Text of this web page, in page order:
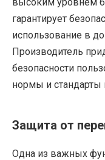
гарантирует
использование в
Производитель
безопасности
нормы и стандарты
Защита от
Одна из важных